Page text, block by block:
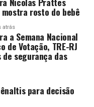
rosto do bebê
atrás
a Semana Nacional
de Votação, TRE-RJ
segurança das
para decisão